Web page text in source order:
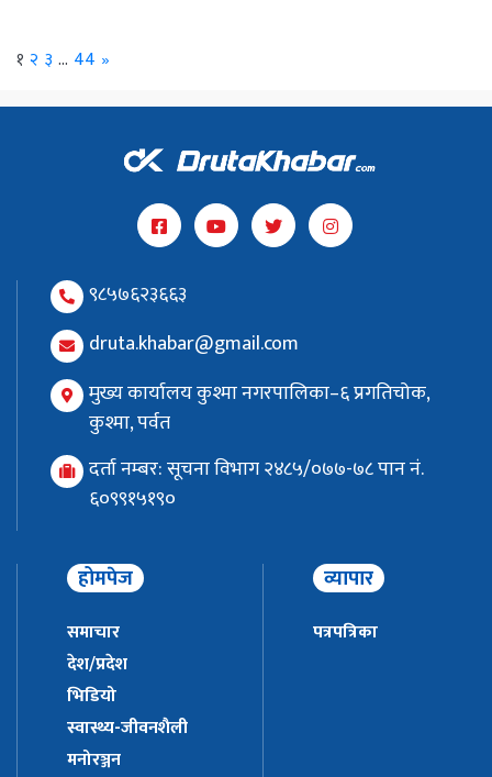
१ २ ३ … 44 »
९८५७६२३६६३
druta.khabar@gmail.com
मुख्य कार्यालय कुश्मा नगरपालिका–६ प्रगतिचोक,
कुश्मा, पर्वत
दर्ता नम्बर: सूचना विभाग २४८५/०७७-७८ पान नं.
६०९९१५१९०
होमपेज
समाचार
देश/प्रदेश
भिडियो
स्वास्थ्य-जीवनशैली
मनोरञ्जन
व्यापार
पत्रपत्रिका